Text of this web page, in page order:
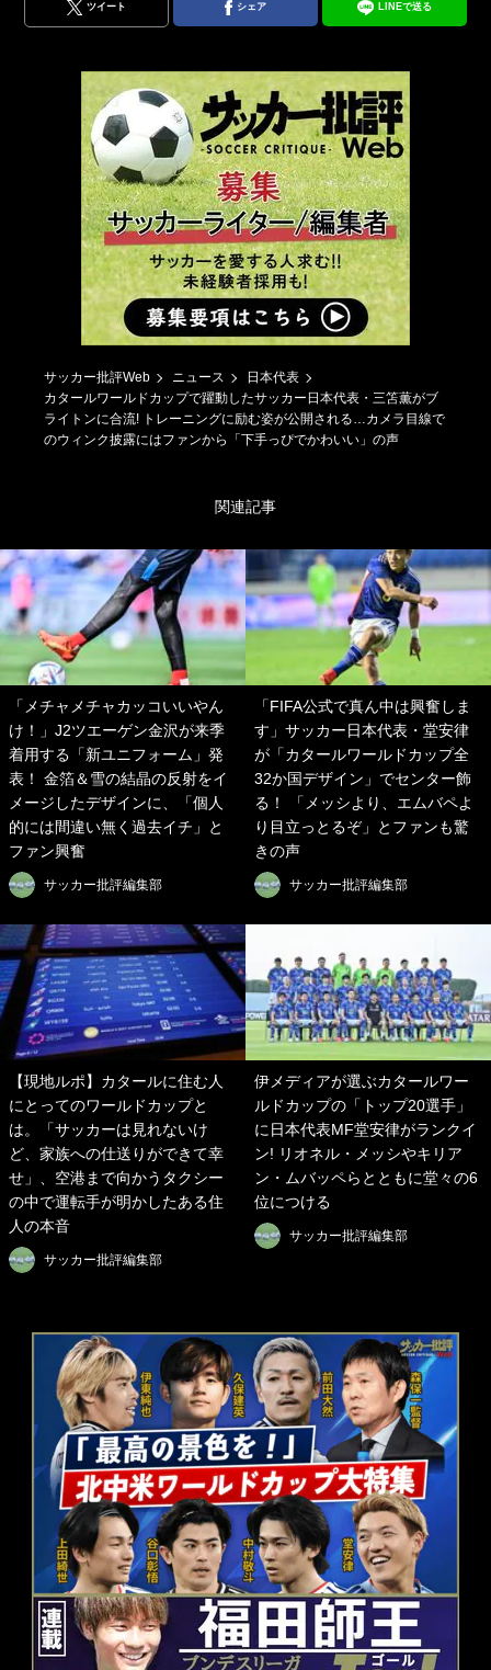
ツイート シェア LINEで送る
サッカー批評Web ニュース
日本代表
カタールワールドカップで躍動したサッカー日本代表・三笘薫がブ
ライトンに合流! トレーニングに励む姿が公開される…カメラ目線で
のウィンク披露にはファンから「下手っぴでかわいい」の声
関連記事
「メチャメチャカッコいいやん
け！」J2ツエーゲン金沢が来季
着用する「新ユニフォーム」発
表！ 金箔＆雪の結晶の反射をイ
メージしたデザインに、「個人
的には間違い無く過去イチ」と
ファン興奮
サッカー批評編集部
「FIFA公式で真ん中は興奮しま
す」サッカー日本代表・堂安律
が「カタールワールドカップ全
32か国デザイン」でセンター飾
る！ 「メッシより、エムバペよ
り目立っとるぞ」とファンも驚
きの声
サッカー批評編集部
【現地ルポ】カタールに住む人
にとってのワールドカップと
は。「サッカーは見れないけ
ど、家族への仕送りができて幸
せ」、空港まで向かうタクシー
の中で運転手が明かしたある住
人の本音
サッカー批評編集部
伊メディアが選ぶカタールワー
ルドカップの「トップ20選手」
に日本代表MF堂安律がランクイ
ン! リオネル・メッシやキリア
ン・ムバッペらとともに堂々の6
位につける
サッカー批評編集部